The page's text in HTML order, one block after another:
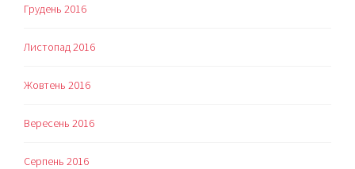
Грудень 2016
Листопад 2016
Жовтень 2016
Вересень 2016
Серпень 2016